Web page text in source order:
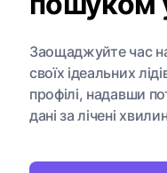
Заощаджуйте час
своїх ідеальних
профілі, надавши
дані за лічені